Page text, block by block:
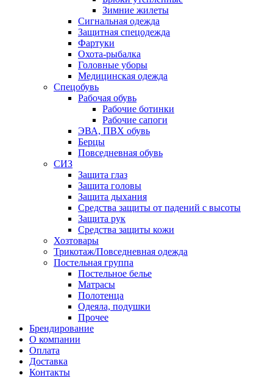
Зимние жилеты
Сигнальная одежда
Защитная спецодежда
Фартуки
Охота-рыбалка
Головные уборы
Медицинская одежда
Спецобувь
Рабочая обувь
Рабочие ботинки
Рабочие сапоги
ЭВА, ПВХ обувь
Берцы
Повседневная обувь
СИЗ
Защита глаз
Защита головы
Защита дыхания
Средства защиты от падений с высоты
Защита рук
Средства защиты кожи
Хозтовары
Трикотаж/Повседневная одежда
Постельная группа
Постельное белье
Матрасы
Полотенца
Одеяла, подушки
Прочее
Брендирование
О компании
Оплата
Доставка
Контакты